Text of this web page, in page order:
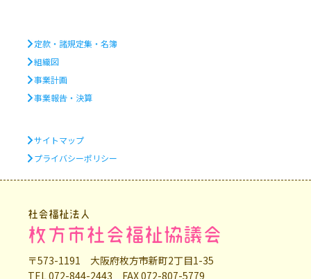
定款・諸規定集・名簿
組織図
事業計画
事業報告・決算
サイトマップ
プライバシーポリシー
社会福祉法人
枚方市社会福祉協議会
〒573-1191 大阪府枚方市新町2丁目1-35
TEL 072-844-2443 FAX 072-807-5779